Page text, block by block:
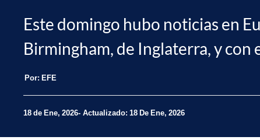
Este domingo hubo noticias en
Birmingham, de Inglaterra, y con
Por: EFE
18 de Ene, 2026 Actualizado: 18 De Ene, 2026